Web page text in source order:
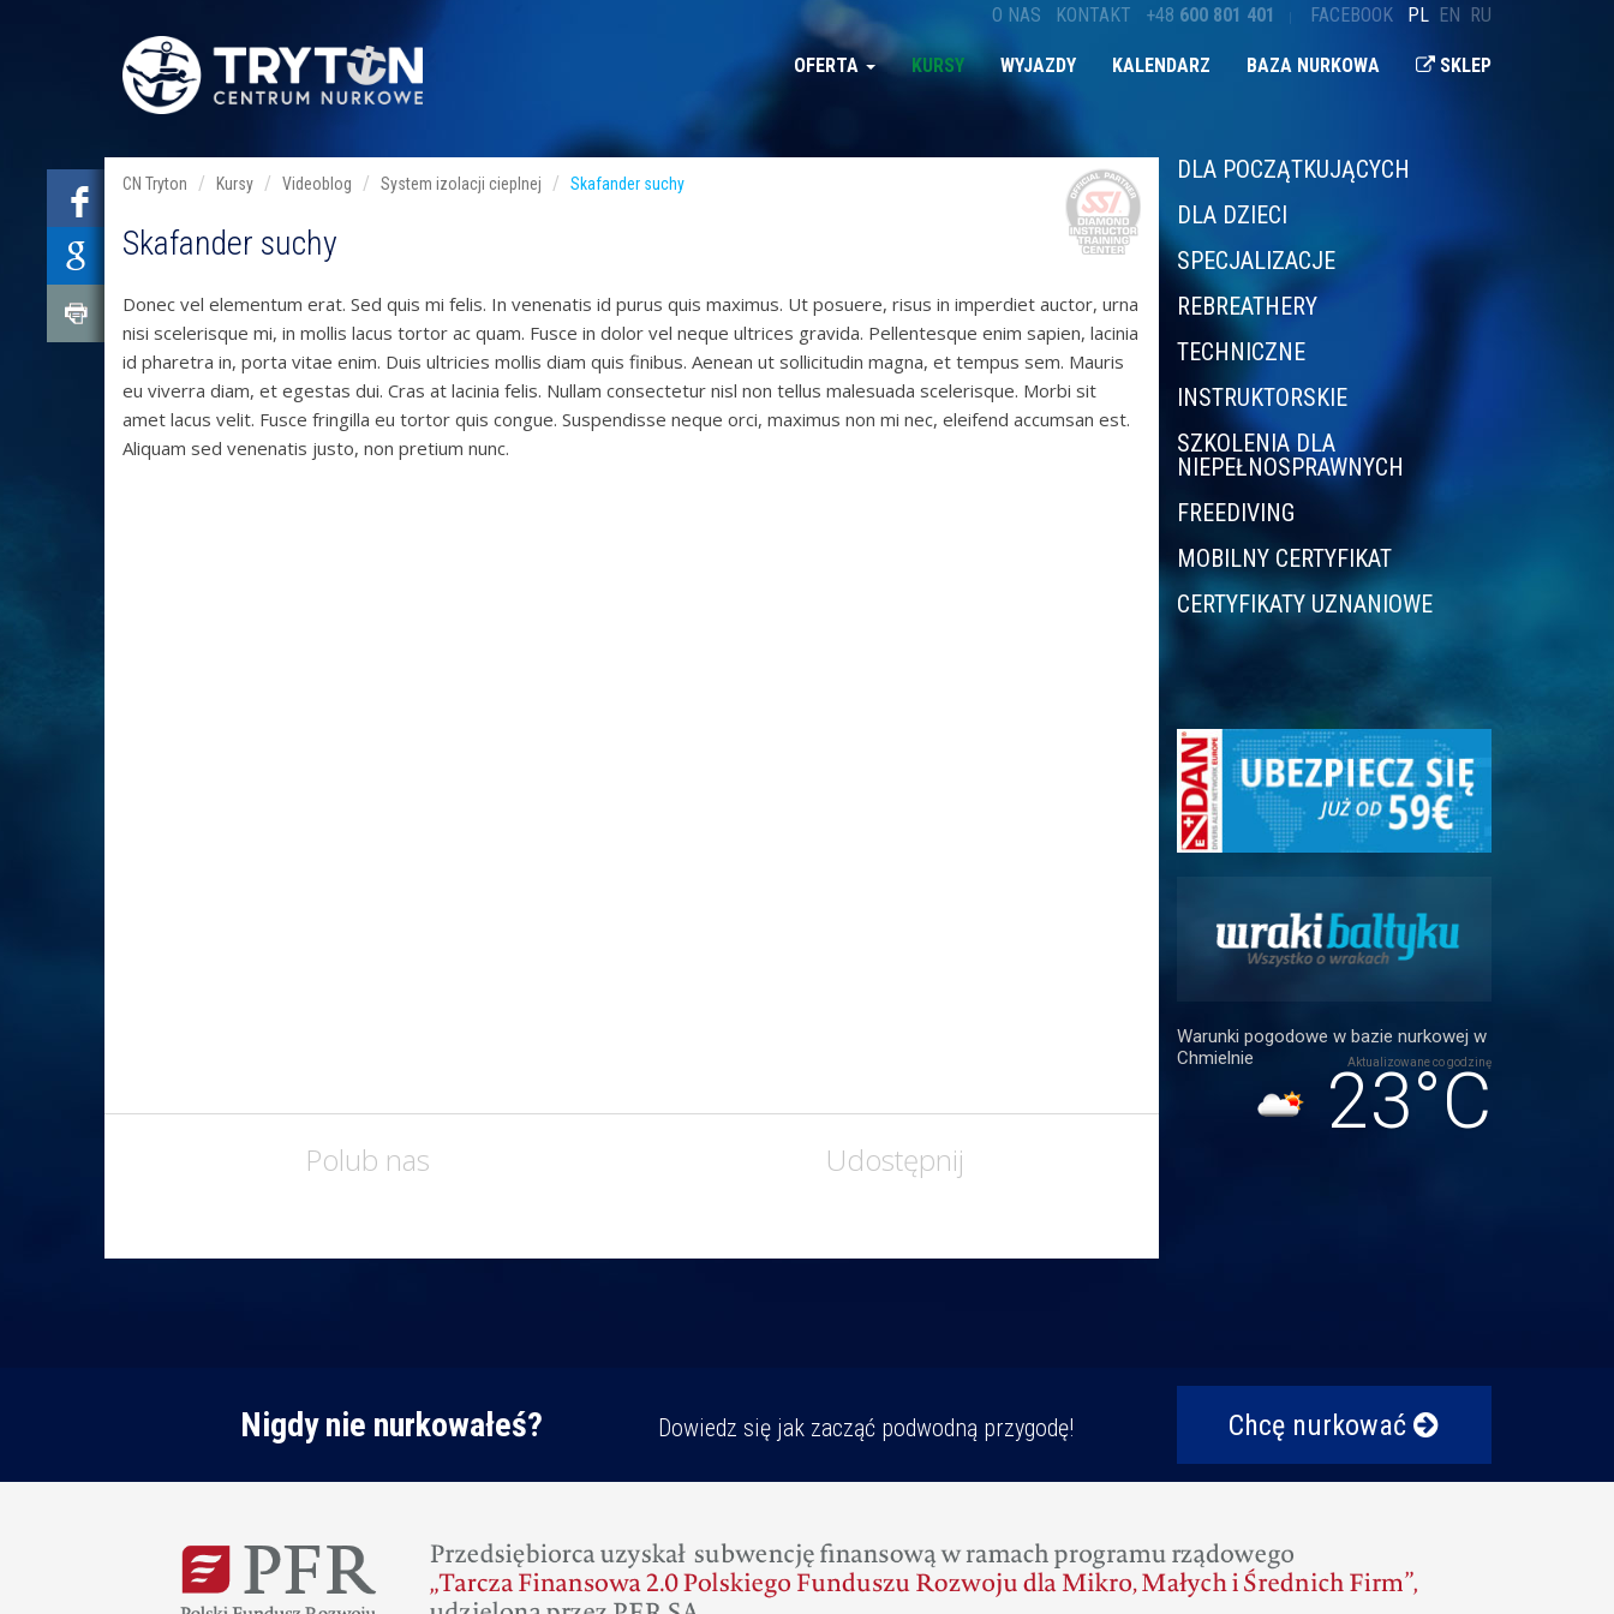
OFERTA KURSY WYJAZDY KALENDARZ BAZA NURKOWA SKLEP
O NAS KONTAKT +48 600 801 401 FACEBOOK PL EN RU
DLA POCZĄTKUJĄCYCH
DLA DZIECI
SPECJALIZACJE
REBREATHERY
TECHNICZNE
INSTRUKTORSKIE
SZKOLENIA DLA
NIEPEŁNOSPRAWNYCH
FREEDIVING
MOBILNY CERTYFIKAT
CERTYFIKATY UZNANIOWE
Warunki pogodowe w bazie nurkowej w
Chmielnie
Aktualizowane co godzinę
23°C
CN Tryton Kursy Videoblog System izolacji cieplnej Skafander suchy
Skafander suchy
Donec vel elementum erat. Sed quis mi felis. In venenatis id purus quis maximus. Ut posuere, risus in imperdiet auctor, urna
nisi scelerisque mi, in mollis lacus tortor ac quam. Fusce in dolor vel neque ultrices gravida. Pellentesque enim sapien, lacinia
id pharetra in, porta vitae enim. Duis ultricies mollis diam quis finibus. Aenean ut sollicitudin magna, et tempus sem. Mauris
eu viverra diam, et egestas dui. Cras at lacinia felis. Nullam consectetur nisl non tellus malesuada scelerisque. Morbi sit
amet lacus velit. Fusce fringilla eu tortor quis congue. Suspendisse neque orci, maximus non mi nec, eleifend accumsan est.
Aliquam sed venenatis justo, non pretium nunc.
Polub nas Udostępnij
Nigdy nie nurkowałeś? Dowiedz się jak zacząć podwodną przygodę! Chcę nurkować